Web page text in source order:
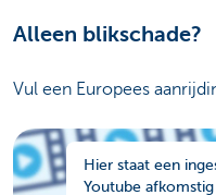
Alleen blikschade?
Vul een Europees
Hier staat een
Youtube